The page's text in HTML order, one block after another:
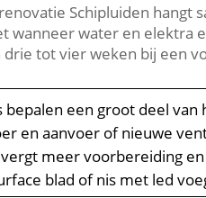
Schipluiden
wanneer water en
tot vier weken bij een
bepalen een groot deel van
en aanvoer of nieuwe
meer voorbereiding
blad of nis met led